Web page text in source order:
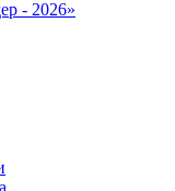
- 2026»